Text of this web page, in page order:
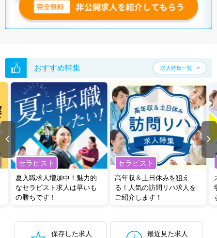
おすすめ特集 求人特集一覧
セラピスト
夏入職求人増加中！魅力的
なセラピスト求人は早いも
の勝ちです！
セラピスト
高年収＆土日休みを狙え
る！人気の訪問リハ求人を
ご紹介します！
保存した求人
最近見た求人